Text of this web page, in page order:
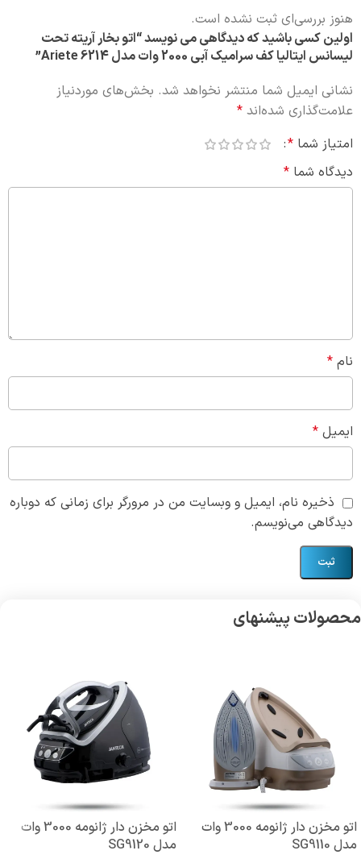
هنوز بررسی‌ای ثبت نشده است.
اولین کسی باشید که دیدگاهی می نویسد “اتو بخار آریته تحت
لیسانس ایتالیا کف سرامیک آبی 2000 وات مدل 6214 Ariete”
نشانی ایمیل شما منتشر نخواهد شد. بخش‌های موردنیاز
علامت‌گذاری شده‌اند *
امتیاز شما *
دیدگاه شما *
نام *
ایمیل *
ذخیره نام، ایمیل و وبسایت من در مرورگر برای زمانی که دوباره
دیدگاهی می‌نویسم.
محصولات پیشنهای
اتو مخزن دار ژانومه 3000 وات
مدل SG9110
اتو مخزن دار ژانومه 3000 وات
مدل SG9120